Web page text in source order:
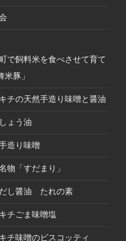
で飼料米を食べさせて育て
米豚」
チの天然手造り味噌と醤油
ょう油
造り味噌
物「すだまり」
し醤油 たれの素
チごま味噌塩
チ味噌のビスコッティ